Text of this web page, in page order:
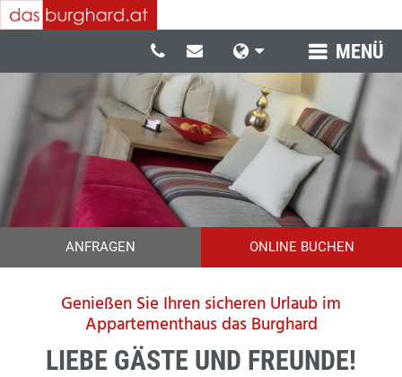
MENÜ
M
a
i
l
S
p
r
a
c
h
ANFRAGEN ONLINE BUCHEN
Genießen Sie Ihren sicheren Urlaub im
Appartementhaus das Burghard
LIEBE GÄSTE UND FREUNDE!